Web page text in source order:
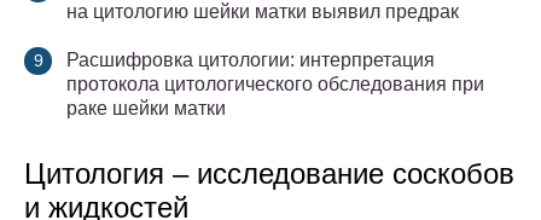
на цитологию шейки матки выявил предрак
Расшифровка цитологии: интерпретация
протокола цитологического обследования при
раке шейки матки
Цитология – исследование соскобов
и жидкостей